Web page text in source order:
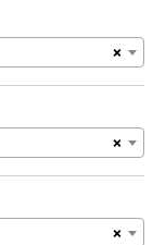
×
×
×